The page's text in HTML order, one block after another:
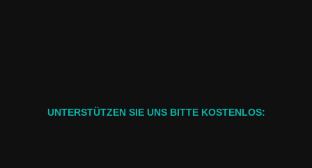
UNTERSTÜTZEN SIE UNS BITTE KOSTENLOS: